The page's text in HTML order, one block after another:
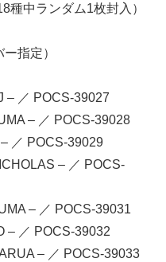
種中ランダム1枚封入）
指定）
– ／ POCS-39027
– ／ POCS-39028
／ POCS-39029
– ／ POCS-
– ／ POCS-39031
– ／ POCS-39032
– ／ POCS-39033